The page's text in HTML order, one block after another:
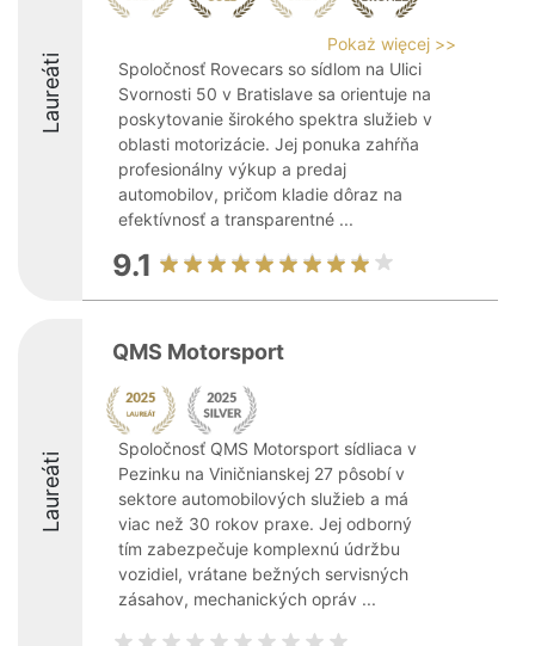
Laureáti
Pokaż więcej >>
Spoločnosť Rovecars so sídlom na Ulici
Svornosti 50 v Bratislave sa orientuje na
poskytovanie širokého spektra služieb v
oblasti motorizácie. Jej ponuka zahŕňa
profesionálny výkup a predaj
automobilov, pričom kladie dôraz na
efektívnosť a transparentné ...
9.1
Laureáti
QMS Motorsport
Spoločnosť QMS Motorsport sídliaca v
Pezinku na Viničnianskej 27 pôsobí v
sektore automobilových služieb a má
viac než 30 rokov praxe. Jej odborný
tím zabezpečuje komplexnú údržbu
vozidiel, vrátane bežných servisných
zásahov, mechanických opráv ...